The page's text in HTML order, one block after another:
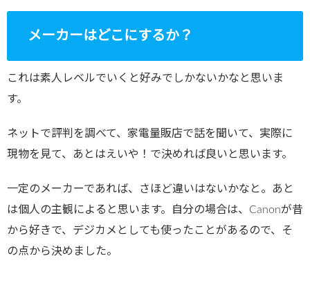
メーカーはどこにするか？
これは素人レベルでいくと好みでしかないかなと思いま
す。
ネットで評判を調べて、家電量販店で話を聞いて、実際に
現物を見て、あとはえいや！で決めれば良いと思います。
一定のメーカーであれば、さほど違いはないかなと。あと
は個人の主観によると思います。自分の場合は、Canonが昔
から好きで、デジカメとしても使ったことがあるので、そ
の点から決めました。